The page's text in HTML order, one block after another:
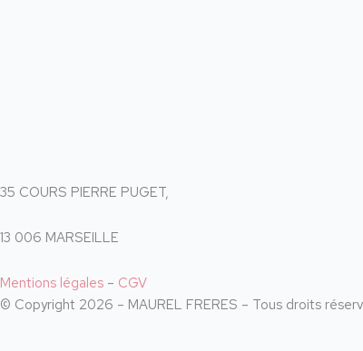
35 COURS PIERRE PUGET,
13 006 MARSEILLE
Mentions légales – CGV
© Copyright 2026 – MAUREL FRERES – Tous droits